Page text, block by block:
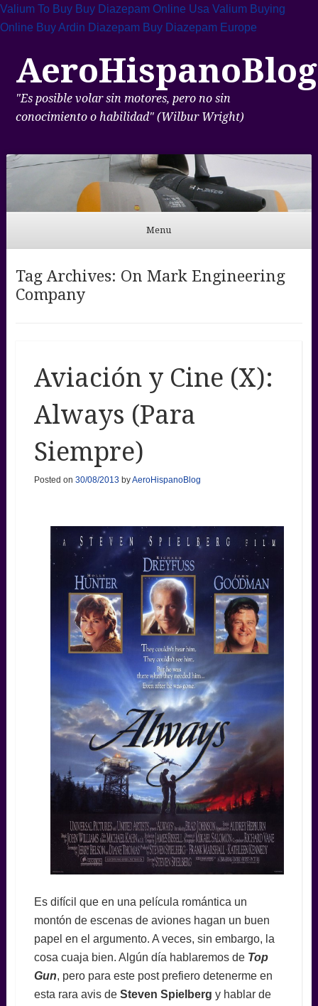
Valium To Buy Buy Diazepam Online Usa Valium Buying
Online Buy Ardin Diazepam Buy Diazepam Europe
AeroHispanoBlog
"Es posible volar sin motores, pero no sin
conocimiento o habilidad" (Wilbur Wright)
Menu
Tag Archives: On Mark Engineering
Company
Aviación y Cine (X):
Always (Para
Siempre)
Posted on 30/08/2013 byAeroHispanoBlog
Es difícil que en una película romántica un
montón de escenas de aviones hagan un buen
papel en el argumento. A veces, sin embargo, la
cosa cuaja bien. Algún día hablaremos de Top
Gun, pero para este post prefiero detenerme en
esta rara avis de Steven Spielberg y hablar de